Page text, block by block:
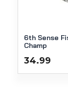
6th Sense
Champ
34.99